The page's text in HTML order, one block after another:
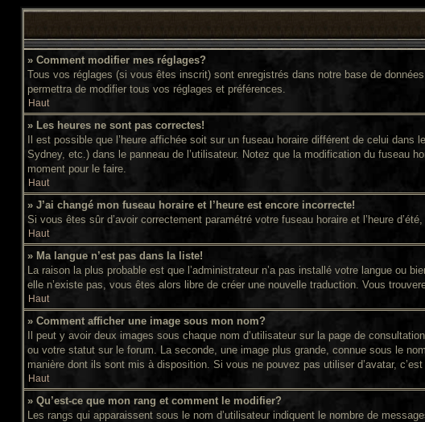
» Comment modifier mes réglages?
Tous vos réglages (si vous êtes inscrit) sont enregistrés dans notre base de
permettra de modifier tous vos réglages et préférences.
Haut
» Les heures ne sont pas correctes!
Il est possible que l’heure affichée soit sur un fuseau horaire différent de celui
Sydney, etc.) dans le panneau de l’utilisateur. Notez que la modification du fuseau
moment pour le faire.
Haut
» J’ai changé mon fuseau horaire et l’heure est encore incorrecte!
Si vous êtes sûr d’avoir correctement paramétré votre fuseau horaire et l’heure
Haut
» Ma langue n’est pas dans la liste!
La raison la plus probable est que l’administrateur n’a pas installé votre langue ou
elle n’existe pas, vous êtes alors libre de créer une nouvelle traduction. Vous
Haut
» Comment afficher une image sous mon nom?
Il peut y avoir deux images sous chaque nom d’utilisateur sur la page de
ou votre statut sur le forum. La seconde, une image plus grande, connue sous le
manière dont ils sont mis à disposition. Si vous ne pouvez pas utiliser d’avatar,
Haut
» Qu’est-ce que mon rang et comment le modifier?
Les rangs qui apparaissent sous le nom d’utilisateur indiquent le nombre de